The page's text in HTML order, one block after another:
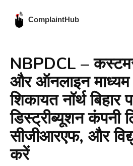
ComplaintHub
NBPDCL –
और ऑनलाइन माध्यम
शिकायत नॉर्थ बिहार
डिस्ट्रीब्यूशन कंपनी
सीजीआरएफ, और
करें